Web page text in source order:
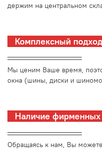
держим на центральном
Комплексный
_________________________
Мы ценим Ваше время,
окна (шины, диски и
Наличие
_________________________
Обращаясь к нам, Вы